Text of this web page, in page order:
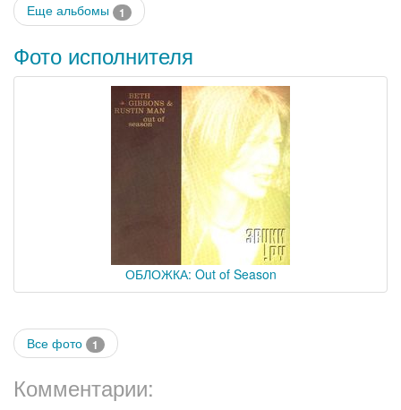
Еще альбомы 1
Фото исполнителя
ОБЛОЖКА: Out of Season
Все фото 1
Комментарии: